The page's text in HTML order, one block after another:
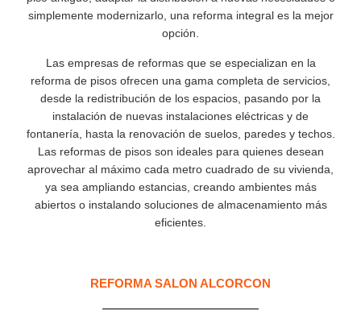
simplemente modernizarlo, una reforma integral es la mejor
opción.
Las empresas de reformas que se especializan en la
reforma de pisos ofrecen una gama completa de servicios,
desde la redistribución de los espacios, pasando por la
instalación de nuevas instalaciones eléctricas y de
fontanería, hasta la renovación de suelos, paredes y techos.
Las reformas de pisos son ideales para quienes desean
aprovechar al máximo cada metro cuadrado de su vivienda,
ya sea ampliando estancias, creando ambientes más
abiertos o instalando soluciones de almacenamiento más
eficientes.
REFORMA SALON ALCORCON